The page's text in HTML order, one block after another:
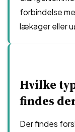
forbindelse
lækager eller
Hvilke
findes
Der findes